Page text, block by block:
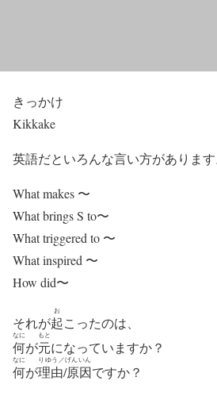
きっかけ
Kikkake
英語だといろんな言い方があります
What makes 〜
What brings S to〜
What triggered to 〜
What inspired 〜
How did〜
それが起
お
こったのは、
何
なに
が元
もと
になっていますか？
何
なに
が理由/原因
りゆう／げんいん
ですか？